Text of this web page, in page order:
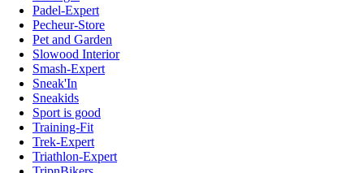
Padel-Expert
Pecheur-Store
Pet and Garden
Slowood Interior
Smash-Expert
Sneak'In
Sneakids
Sport is good
Training-Fit
Trek-Expert
Triathlon-Expert